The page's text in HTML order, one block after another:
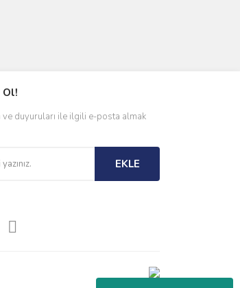
Ol!
ve duyuruları ile ilgili e-posta almak
EKLE